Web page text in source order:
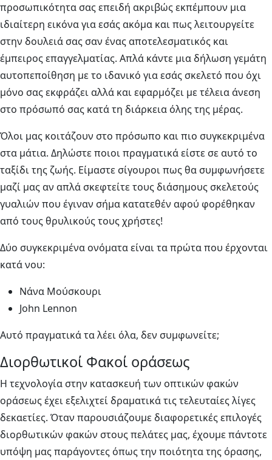
προσωπικότητα σας επειδή ακριβώς εκπέμπουν μια
ιδιαίτερη εικόνα για εσάς ακόμα και πως λειτουργείτε
στην δουλειά σας σαν ένας αποτελεσματικός και
έμπειρος επαγγελματίας. Απλά κάντε μια δήλωση γεμάτη
αυτοπεποίθηση με το ιδανικό για εσάς σκελετό που όχι
μόνο σας εκφράζει αλλά και εφαρμόζει με τέλεια άνεση
στο πρόσωπό σας κατά τη διάρκεια όλης της μέρας.
Όλοι μας κοιτάζουν στο πρόσωπο και πιο συγκεκριμένα
στα μάτια. Δηλώστε ποιοι πραγματικά είστε σε αυτό το
ταξίδι της ζωής. Είμαστε σίγουροι πως θα συμφωνήσετε
μαζί μας αν απλά σκεφτείτε τους διάσημους σκελετούς
γυαλιών που έγιναν σήμα κατατεθέν αφού φορέθηκαν
από τους θρυλικούς τους χρήστες!
Δύο συγκεκριμένα ονόματα είναι τα πρώτα που έρχονται
κατά νου:
Νάνα Μούσκουρι
John Lennon
Aυτό πραγματικά τα λέει όλα, δεν συμφωνείτε;
Διορθωτικοί Φακοί οράσεως
Η τεχνολογία στην κατασκευή των οπτικών φακών
οράσεως έχει εξελιχτεί δραματικά τις τελευταίες λίγες
δεκαετίες. Όταν παρουσιάζουμε διαφορετικές επιλογές
διορθωτικών φακών στους πελάτες μας, έχουμε πάντοτε
υπόψη μας παράγοντες όπως την ποιότητα της όρασης,